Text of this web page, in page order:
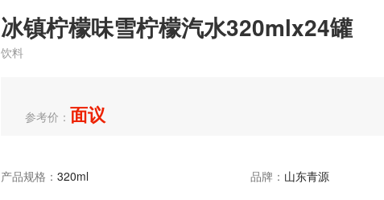
冰镇柠檬味雪柠檬汽水320mlx24罐
饮料
参考价： 面议
产品规格： 320ml 品牌： 山东青源